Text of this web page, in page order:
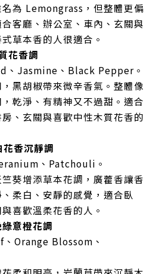
為 Lemongrass，但整體更偏
客廳、辦公室、車內、玄關與
草本香的人很適合。
花香調
、Jasmine、Black Pepper。
黑胡椒帶來微辛香氣。整體像
乾淨、有精神又不過甜。適合
、玄關與喜歡中性木質花香的
花香沉靜調
、Patchouli。
葵增添草本花調，廣藿香讓香
柔白、安靜的感覺，適合臥
喜歡溫柔花香的人。
意橙花調
Orange Blossom、